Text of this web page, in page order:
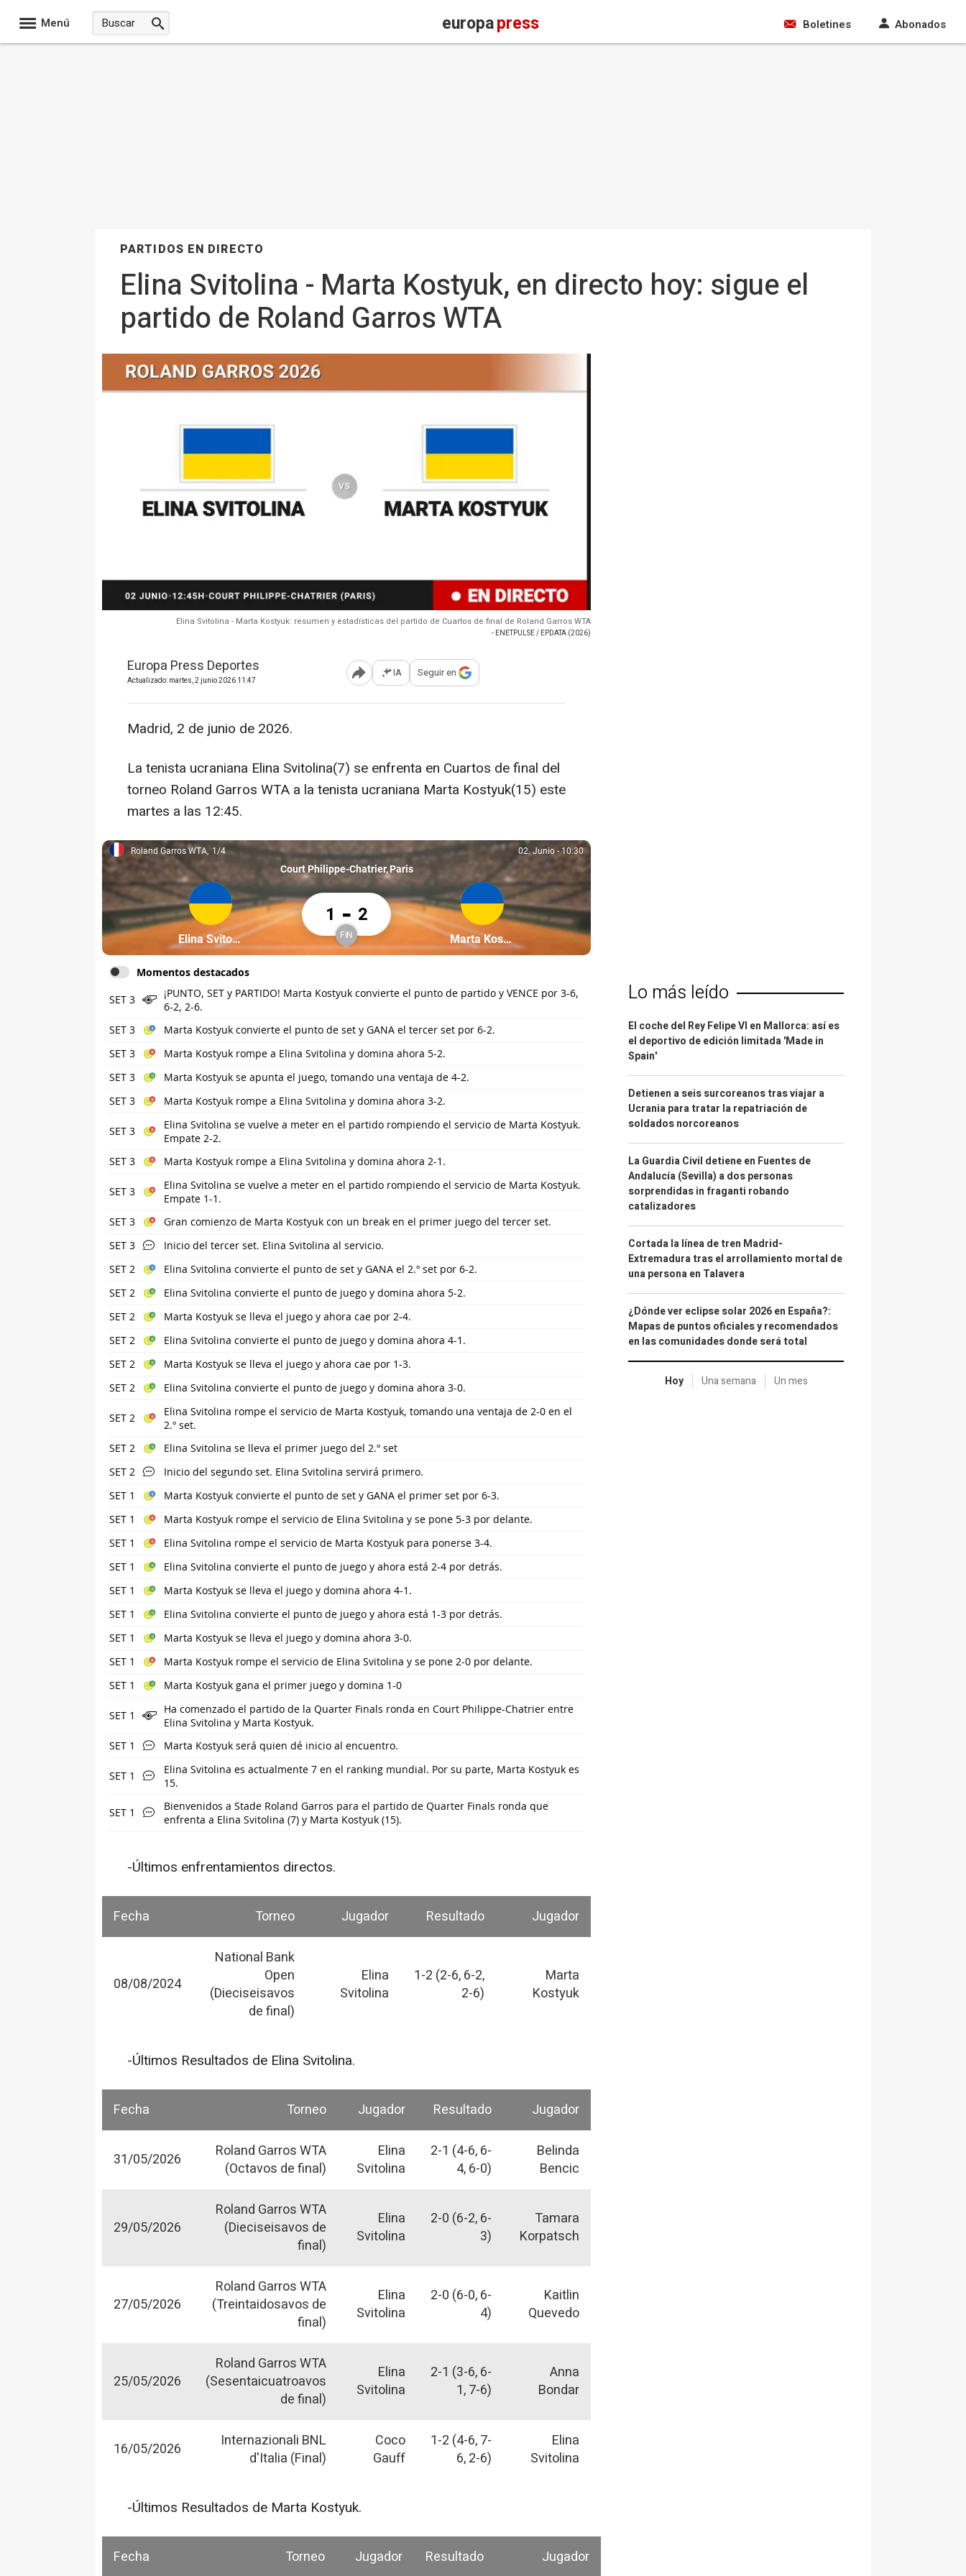
Menú europapress Boletines Abonados
PARTIDOS EN DIRECTO
Elina Svitolina - Marta Kostyuk, en directo hoy: sigue el
partido de Roland Garros WTA
Elina Svitolina - Marta Kostyuk: resumen y estadísticas del partido de Cuartos de final de Roland Garros WTA
- ENETPULSE / EPDATA (2026)
Europa Press Deportes
Actualizado: martes, 2 junio 2026 11:47 Abrir opciones para compartir
IA Seguir en
Madrid, 2 de junio de 2026.
La tenista ucraniana Elina Svitolina(7) se enfrenta en Cuartos de final del
torneo Roland Garros WTA a la tenista ucraniana Marta Kostyuk(15) este
martes a las 12:45.
Roland Garros WTA, 1/4
Roland Garros WTA 1/4 02. Junio, 10:30
02. Junio -10:30
Court Philippe-Chatrier Paris
Partícipe: Elina Svitolina
Elina Svitolina
Elina Svitolina 1 Marta Kostyuk 2
1 - 2
Finalizado
FIN Partícipe: Marta Kostyuk
Marta Kostyuk
Momentos destacados
SET 3
¡PUNTO, SET y PARTIDO! Marta Kostyuk convierte el punto de partido y VENCE por 3-6,
6-2, 2-6.
SET 3
Marta Kostyuk convierte el punto de set y GANA el tercer set por 6-2.
SET 3
Marta Kostyuk rompe a Elina Svitolina y domina ahora 5-2.
SET 3
Marta Kostyuk se apunta el juego, tomando una ventaja de 4-2.
SET 3
Marta Kostyuk rompe a Elina Svitolina y domina ahora 3-2.
SET 3
Elina Svitolina se vuelve a meter en el partido rompiendo el servicio de Marta Kostyuk.
Empate 2-2.
SET 3
Marta Kostyuk rompe a Elina Svitolina y domina ahora 2-1.
SET 3
Elina Svitolina se vuelve a meter en el partido rompiendo el servicio de Marta Kostyuk.
Empate 1-1.
SET 3
Gran comienzo de Marta Kostyuk con un break en el primer juego del tercer set.
SET 3
Inicio del tercer set. Elina Svitolina al servicio.
SET 2
Elina Svitolina convierte el punto de set y GANA el 2.º set por 6-2.
SET 2
Elina Svitolina convierte el punto de juego y domina ahora 5-2.
SET 2
Marta Kostyuk se lleva el juego y ahora cae por 2-4.
SET 2
Elina Svitolina convierte el punto de juego y domina ahora 4-1.
SET 2
Marta Kostyuk se lleva el juego y ahora cae por 1-3.
SET 2
Elina Svitolina convierte el punto de juego y domina ahora 3-0.
SET 2
Elina Svitolina rompe el servicio de Marta Kostyuk, tomando una ventaja de 2-0 en el
2.º set.
SET 2
Elina Svitolina se lleva el primer juego del 2.º set
SET 2
Inicio del segundo set. Elina Svitolina servirá primero.
SET 1
Marta Kostyuk convierte el punto de set y GANA el primer set por 6-3.
SET 1
Marta Kostyuk rompe el servicio de Elina Svitolina y se pone 5-3 por delante.
SET 1
Elina Svitolina rompe el servicio de Marta Kostyuk para ponerse 3-4.
SET 1
Elina Svitolina convierte el punto de juego y ahora está 2-4 por detrás.
SET 1
Marta Kostyuk se lleva el juego y domina ahora 4-1.
SET 1
Elina Svitolina convierte el punto de juego y ahora está 1-3 por detrás.
SET 1
Marta Kostyuk se lleva el juego y domina ahora 3-0.
SET 1
Marta Kostyuk rompe el servicio de Elina Svitolina y se pone 2-0 por delante.
SET 1
Marta Kostyuk gana el primer juego y domina 1-0
SET 1
Ha comenzado el partido de la Quarter Finals ronda en Court Philippe-Chatrier entre
Elina Svitolina y Marta Kostyuk.
SET 1
Marta Kostyuk será quien dé inicio al encuentro.
SET 1
Elina Svitolina es actualmente 7 en el ranking mundial. Por su parte, Marta Kostyuk es
15.
SET 1
Bienvenidos a Stade Roland Garros para el partido de Quarter Finals ronda que
enfrenta a Elina Svitolina (7) y Marta Kostyuk (15).
-Últimos enfrentamientos directos.
Fecha Torneo Jugador Resultado Jugador
08/08/2024
National Bank
Open
(Dieciseisavos
de final)
Elina
Svitolina
1-2 (2-6, 6-2,
2-6)
Marta
Kostyuk
-Últimos Resultados de Elina Svitolina.
Fecha Torneo Jugador Resultado Jugador
31/05/2026
Roland Garros WTA
(Octavos de final)
Elina
Svitolina
2-1 (4-6, 6-
4, 6-0)
Belinda
Bencic
29/05/2026
Roland Garros WTA
(Dieciseisavos de
final)
Elina
Svitolina
2-0 (6-2, 6-
3)
Tamara
Korpatsch
27/05/2026
Roland Garros WTA
(Treintaidosavos de
final)
Elina
Svitolina
2-0 (6-0, 6-
4)
Kaitlin
Quevedo
25/05/2026
Roland Garros WTA
(Sesentaicuatroavos
de final)
Elina
Svitolina
2-1 (3-6, 6-
1, 7-6)
Anna
Bondar
16/05/2026
Internazionali BNL
d'Italia (Final)
Coco
Gauff
1-2 (4-6, 7-
6, 2-6)
Elina
Svitolina
-Últimos Resultados de Marta Kostyuk.
Fecha Torneo Jugador Resultado Jugador
Lo más leído
El coche del Rey Felipe VI en Mallorca: así es
el deportivo de edición limitada 'Made in
Spain'
Detienen a seis surcoreanos tras viajar a
Ucrania para tratar la repatriación de
soldados norcoreanos
La Guardia Civil detiene en Fuentes de
Andalucía (Sevilla) a dos personas
sorprendidas in fraganti robando
catalizadores
Cortada la línea de tren Madrid-
Extremadura tras el arrollamiento mortal de
una persona en Talavera
¿Dónde ver eclipse solar 2026 en España?:
Mapas de puntos oficiales y recomendados
en las comunidades donde será total
Hoy Una semana Un mes